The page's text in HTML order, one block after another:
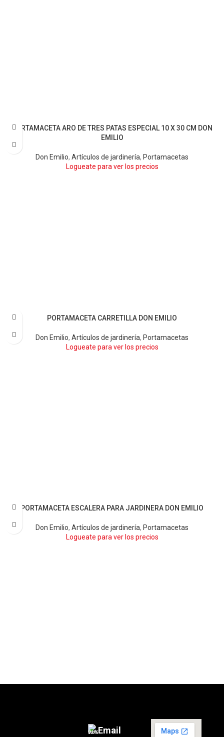
PORTAMACETA ARO DE TRES PATAS ESPECIAL 10 X 30 CM DON
EMILIO
Don Emilio, Artículos de jardinería, Portamacetas
Logueate para ver los precios
PORTAMACETA CARRETILLA DON EMILIO
Don Emilio, Artículos de jardinería, Portamacetas
Logueate para ver los precios
PORTAMACETA ESCALERA PARA JARDINERA DON EMILIO
Don Emilio, Artículos de jardinería, Portamacetas
Logueate para ver los precios
Email